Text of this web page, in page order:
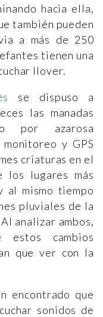
hacia ella,
también pueden
a más de 250
tienen una
llover.
se dispuso a
las manadas
por azarosa
y GPS
criaturas en el
los lugares más
al mismo tiempo
pluviales de la
analizar ambos,
cambios
que ver con la
encontrado que
sonidos de